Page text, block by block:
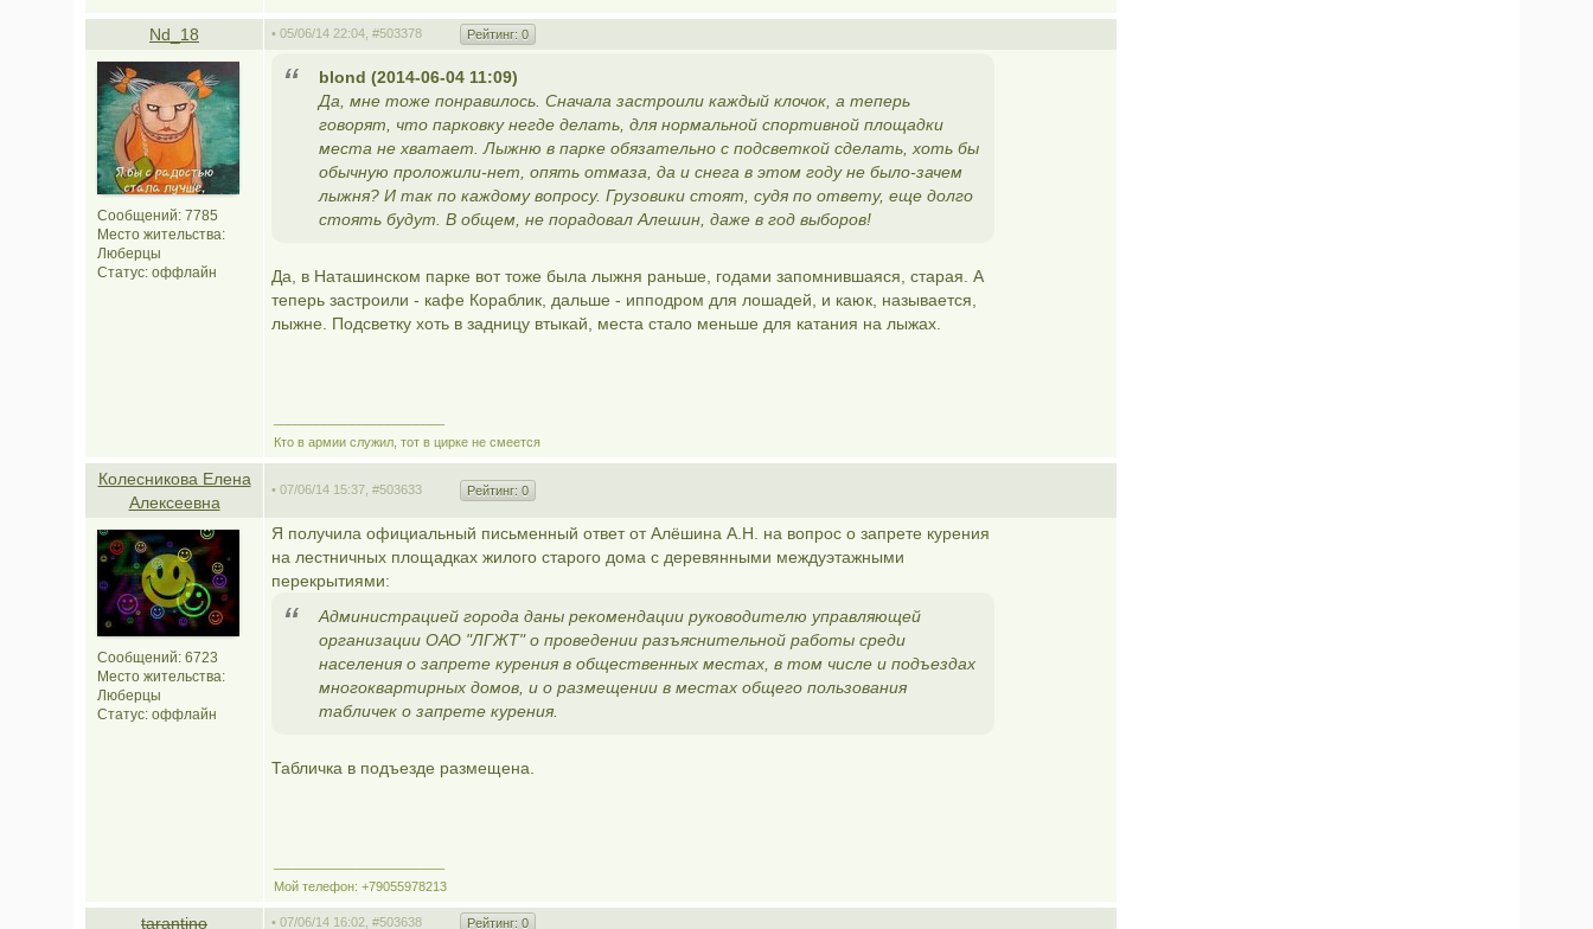
Nd_18 • 05/06/14 22:04, #503378 Рейтинг: 0
Сообщений: 7785
Место жительства:
Люберцы
Статус: оффлайн
blond (2014-06-04 11:09)
Да, мне тоже понравилось. Сначала застроили каждый клочок, а теперь
говорят, что парковку негде делать, для нормальной спортивной площадки
места не хватает. Лыжню в парке обязательно с подсветкой сделать, хоть бы
обычную проложили-нет, опять отмаза, да и снега в этом году не было-зачем
лыжня? И так по каждому вопросу. Грузовики стоят, судя по ответу, еще долго
стоять будут. В общем, не порадовал Алешин, даже в год выборов!
Да, в Наташинском парке вот тоже была лыжня раньше, годами запомнившаяся, старая. А
теперь застроили - кафе Кораблик, дальше - ипподром для лошадей, и каюк, называется,
лыжне. Подсветку хоть в задницу втыкай, места стало меньше для катания на лыжах.
Кто в армии служил, тот в цирке не смеется
Колесникова Елена
Алексеевна
• 07/06/14 15:37, #503633 Рейтинг: 0
Сообщений: 6723
Место жительства:
Люберцы
Статус: оффлайн
Я получила официальный письменный ответ от Алёшина А.Н. на вопрос о запрете курения
на лестничных площадках жилого старого дома с деревянными междуэтажными
перекрытиями:
Администрацией города даны рекомендации руководителю управляющей
организации ОАО "ЛГЖТ" о проведении разъяснительной работы среди
населения о запрете курения в общественных местах, в том числе и подъездах
многоквартирных домов, и о размещении в местах общего пользования
табличек о запрете курения.
Табличка в подъезде размещена.
Мой телефон: +79055978213
tarantino • 07/06/14 16:02, #503638 Рейтинг: 0